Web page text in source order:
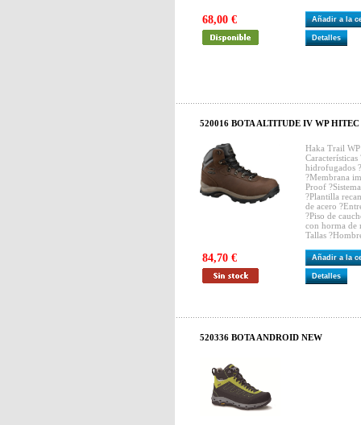
68,00 € Añadir a la
Detalles
520016 BOTA ALTITUDE IV WP HITEC
Haka Trail
hidrofugados
?Membrana
Proof
?Plantilla
de acero
?Piso de
con horma de
Tallas
84,70 € Añadir a la
Detalles
520336 BOTA ANDROID NEW